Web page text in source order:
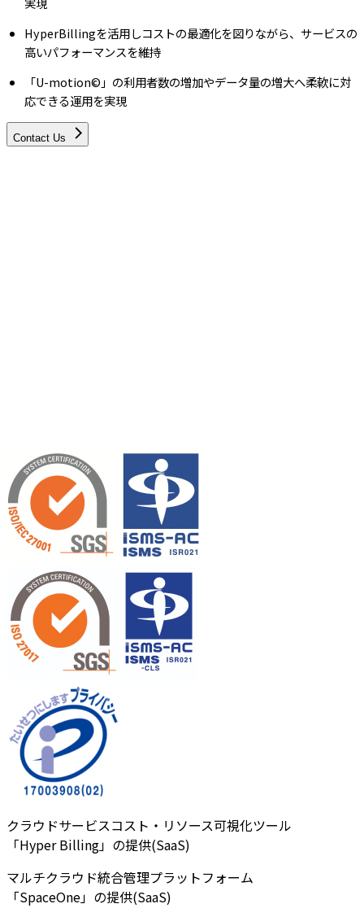
HyperBillingを活用しコストの最適化を図りながら、サービスの
高いパフォーマンスを維持
「U-motion©」の利用者数の増加やデータ量の増大へ柔軟に対
応できる運用を実現
Contact Us
クラウドサービスコスト・リソース可視化ツール
「Hyper Billing」の提供(SaaS)
マルチクラウド統合管理プラットフォーム
「SpaceOne」の提供(SaaS)